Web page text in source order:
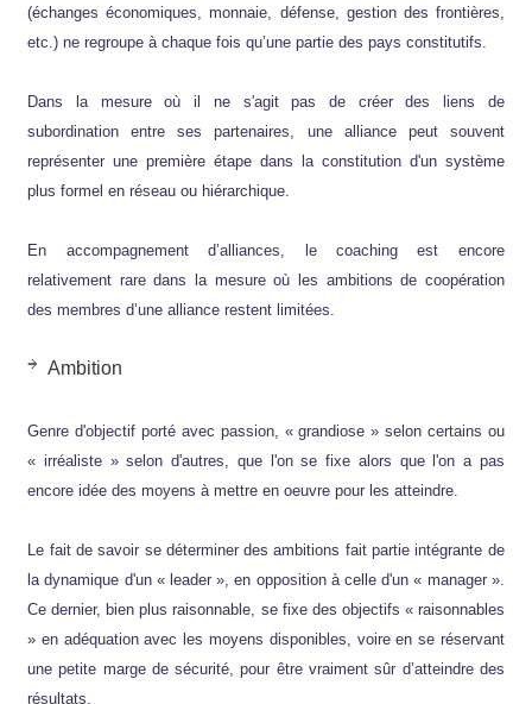
(échanges économiques, monnaie, défense, gestion des frontières,
etc.) ne regroupe à chaque fois qu’une partie des pays constitutifs.
Dans la mesure où il ne s'agit pas de créer des liens de
subordination entre ses partenaires, une alliance peut souvent
représenter une première étape dans la constitution d'un système
plus formel en réseau ou hiérarchique.
En accompagnement d’alliances, le coaching est encore
relativement rare dans la mesure où les ambitions de coopération
des membres d’une alliance restent limitées.
Ambition
Genre d'objectif porté avec passion, « grandiose » selon certains ou
« irréaliste » selon d'autres, que l'on se fixe alors que l'on a pas
encore idée des moyens à mettre en oeuvre pour les atteindre.
Le fait de savoir se déterminer des ambitions fait partie intégrante de
la dynamique d'un « leader », en opposition à celle d'un « manager ».
Ce dernier, bien plus raisonnable, se fixe des objectifs « raisonnables
» en adéquation avec les moyens disponibles, voire en se réservant
une petite marge de sécurité, pour être vraiment sûr d’atteindre des
résultats.